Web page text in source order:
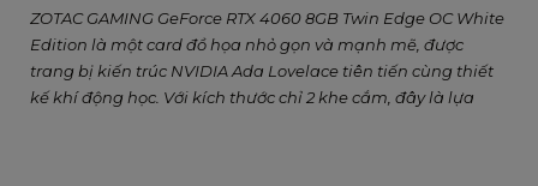
ZOTAC GAMING GeForce RTX 4060 8GB Twin Edge OC White
Edition là một card đồ họa nhỏ gọn và mạnh mẽ, được
trang bị kiến trúc NVIDIA Ada Lovelace tiên tiến cùng thiết
kế khí động học. Với kích thước chỉ 2 khe cắm, đây là lựa